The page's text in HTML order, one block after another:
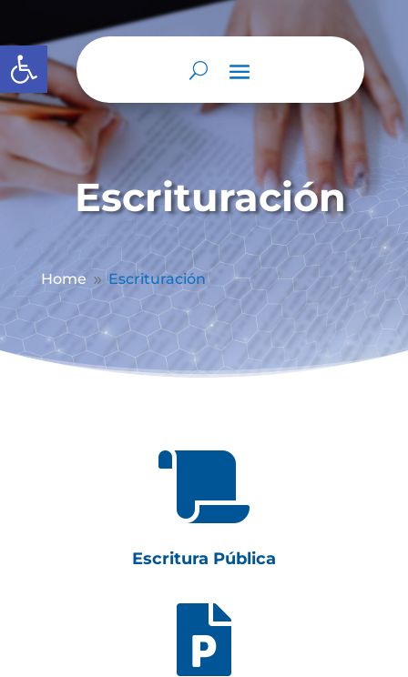
Abrir barra de herramientas
Escrituración
Home 9 Escrituración

Escritura Pública
